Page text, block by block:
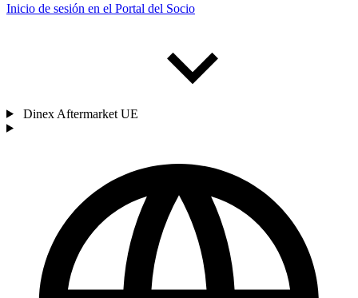
Inicio de sesión en el Portal del Socio
Dinex Aftermarket UE